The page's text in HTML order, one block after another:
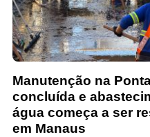
Manutenção na
concluída e
água começa a ser
em Manaus